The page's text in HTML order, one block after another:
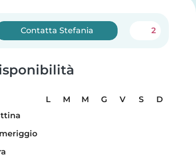
Contatta Stefania 2
L M M G V S
D